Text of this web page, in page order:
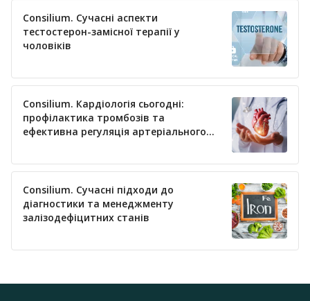
Consilium. Сучасні аспекти
тестостерон-замісної терапії у
чоловіків
Consilium. Кардіологія сьогодні:
профілактика тромбозів та
ефективна регуляція артеріального
Consilium. Сучасні підходи до
діагностики та менеджменту
залізодефіцитних станів